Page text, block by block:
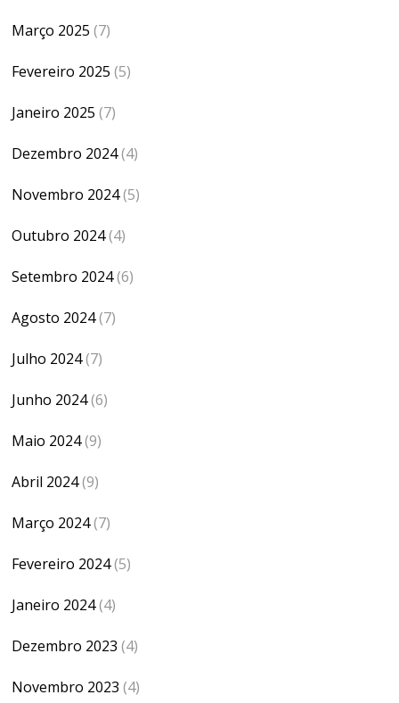
Março 2025 (7)
Fevereiro 2025 (5)
Janeiro 2025 (7)
Dezembro 2024(4)
Novembro 2024(5)
Outubro 2024(4)
Setembro 2024(6)
Agosto 2024(7)
Julho 2024(7)
Junho 2024(6)
Maio 2024(9)
Abril 2024(9)
Março 2024(7)
Fevereiro 2024(5)
Janeiro 2024(4)
Dezembro 2023 (4)
Novembro 2023 (4)